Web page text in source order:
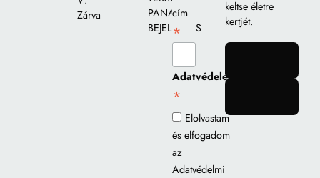
Zárva
PANASZ
BEJELENTÉS
cím
*
Adatvédelem
*
Elolvastam
és elfogadom
az
Adatvédelmi
keltse életre
kertjét.